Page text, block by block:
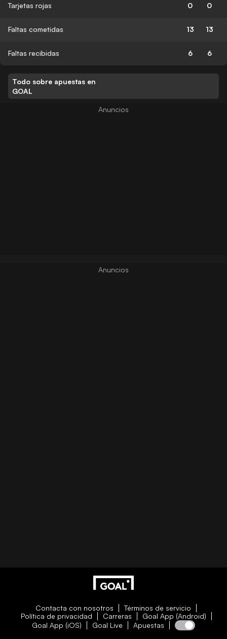
Tarjetas rojas 0 0
Faltas cometidas 13 13
Faltas recibidas 6 6
Todo sobre apuestas en
GOAL
Contacta con nosotros
Términos de servicio
Política de privacidad
Carreras
Goal App (Android)
Goal App (iOS)
Goal Live Apuestas